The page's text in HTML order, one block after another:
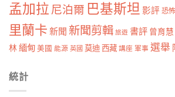
孟加拉 尼泊爾 巴基斯坦 影評 恐
里蘭卡 新聞 新聞剪輯 旅遊 書評 曾育慧
林 緬甸 美國 能源 英國 莫迪 西藏 講座 軍事 選舉
統計